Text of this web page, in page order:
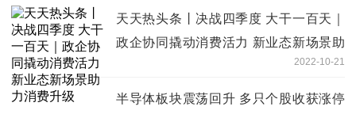
天天热头条丨决战四季度 大干一百天｜
政企协同撬动消费活力 新业态新场景助
2022-10-21
半导体板块震荡回升 多只个股收获涨停